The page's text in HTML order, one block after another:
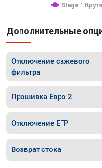
Stage 1
Дополнительные
Отключение сажевого
фильтра
Прошивка Евро 2
Отключение ЕГР
Возврат стока